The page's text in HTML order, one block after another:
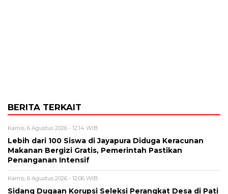
BERITA TERKAIT
Kamis, 6 Agustus 2026 - 12:14 WIB
Lebih dari 100 Siswa di Jayapura Diduga Keracunan
Makanan Bergizi Gratis, Pemerintah Pastikan
Penanganan Intensif
Kamis, 6 Agustus 2026 - 12:06 WIB
Sidang Dugaan Korupsi Seleksi Perangkat Desa di Pati